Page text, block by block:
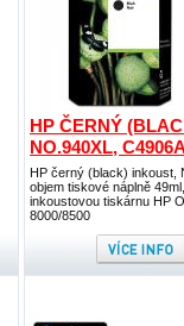
HP ČERNÝ
NO.940XL, C4906A
HP černý (black) inkoust,
objem tiskové náplně
inkoustovou tiskárnu HP
8000/8500